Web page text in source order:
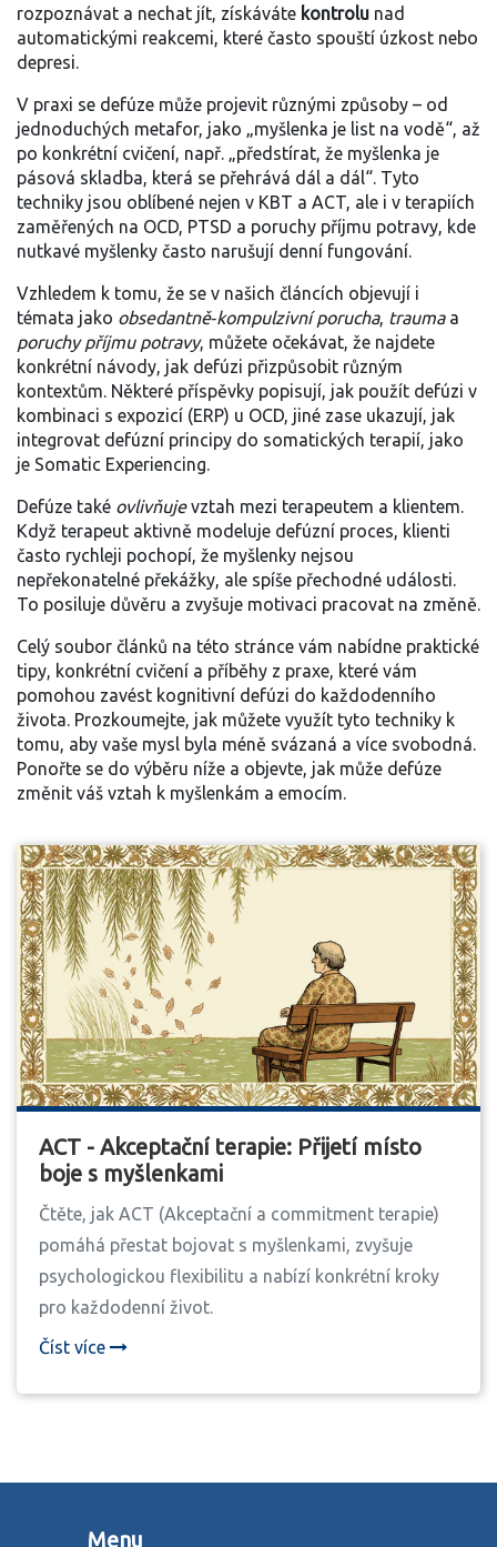
rozpoznávat a nechat jít, získáváte kontrolu nad
automatickými reakcemi, které často spouští úzkost nebo
depresi.
V praxi se defúze může projevit různými způsoby – od
jednoduchých metafor, jako „myšlenka je list na vodě“, až
po konkrétní cvičení, např. „předstírat, že myšlenka je
pásová skladba, která se přehrává dál a dál“. Tyto
techniky jsou oblíbené nejen v KBT a ACT, ale i v terapiích
zaměřených na OCD, PTSD a poruchy příjmu potravy, kde
nutkavé myšlenky často narušují denní fungování.
Vzhledem k tomu, že se v našich článcích objevují i
témata jako obsedantně‑kompulzivní porucha, traumaa
poruchy příjmu potravy, můžete očekávat, že najdete
konkrétní návody, jak defúzi přizpůsobit různým
kontextům. Některé příspěvky popisují, jak použít defúzi v
kombinaci s expozicí (ERP) u OCD, jiné zase ukazují, jak
integrovat defúzní principy do somatických terapií, jako
je Somatic Experiencing.
Defúze také ovlivňujevztah mezi terapeutem a klientem.
Když terapeut aktivně modeluje defúzní proces, klienti
často rychleji pochopí, že myšlenky nejsou
nepřekonatelné překážky, ale spíše přechodné události.
To posiluje důvěru a zvyšuje motivaci pracovat na změně.
Celý soubor článků na této stránce vám nabídne praktické
tipy, konkrétní cvičení a příběhy z praxe, které vám
pomohou zavést kognitivní defúzi do každodenního
života. Prozkoumejte, jak můžete využít tyto techniky k
tomu, aby vaše mysl byla méně svázaná a více svobodná.
Ponořte se do výběru níže a objevte, jak může defúze
změnit váš vztah k myšlenkám a emocím.
ACT - Akceptační terapie: Přijetí místo
boje s myšlenkami
Čtěte, jak ACT (Akceptační a commitment terapie)
pomáhá přestat bojovat s myšlenkami, zvyšuje
psychologickou flexibilitu a nabízí konkrétní kroky
pro každodenní život.
Číst více
Menu